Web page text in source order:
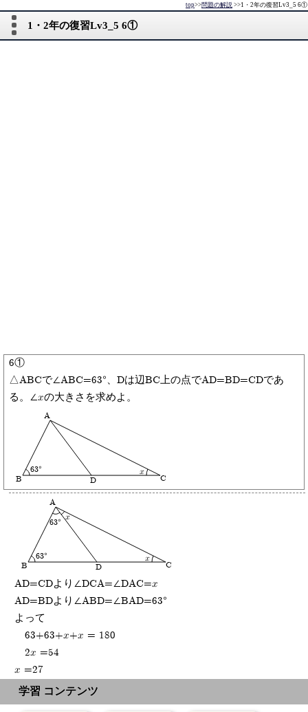
1・2年の復習Lv3_5 6①
top>>問題の解説 >>1・2年の復習Lv3_5 6①
6①
△ABCで∠ABC=63°、Dは辺BC上の点でAD=BD=CDであ
る。∠xの大きさを求めよ。
x
63°
A
B C
D
x
63°
A
B C
D
x
63°
AD=CDより∠DCA=∠DAC=x
AD=BDより∠ABD=∠BAD=63°
よって
63+63+x+x = 180
2x =54
x =27
学習 コンテンツ